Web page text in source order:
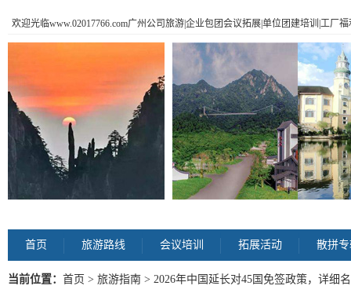
欢迎光临www.02017766.com广州公司旅游|企业包团会议拓展|单位团建培训|工厂
首页 旅游路线 会议培训 拓展活动 散拼
当前位置： 首页 > 旅游指南 > 2026年中国延长对45国免签政策，详细